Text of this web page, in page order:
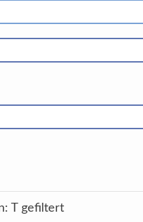
T gefiltert